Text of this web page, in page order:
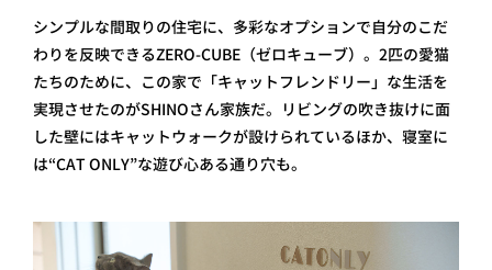
シンプルな間取りの住宅に、多彩なオプションで自分のこだ
わりを反映できるZERO-CUBE（ゼロキューブ）。2匹の愛猫
たちのために、この家で「キャットフレンドリー」な生活を
実現させたのがSHINOさん家族だ。リビングの吹き抜けに面
した壁にはキャットウォークが設けられているほか、寝室に
は“CAT ONLY”な遊び心ある通り穴も。